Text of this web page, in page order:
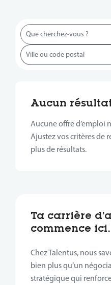
Aucun
Aucune offre d’emploi
Ajustez vos critères de
plus de résultats.
Ta carrière
commence ici.
Chez Talentus, nous
bien plus qu’un
stratégique qui